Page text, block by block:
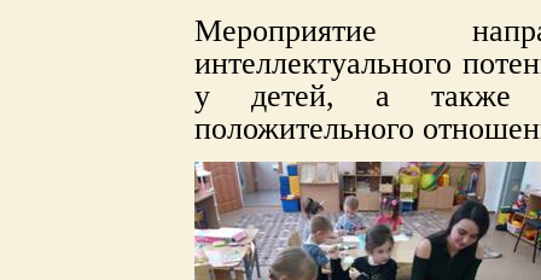
Мероприятие
интеллектуального
у детей, а также
положительного